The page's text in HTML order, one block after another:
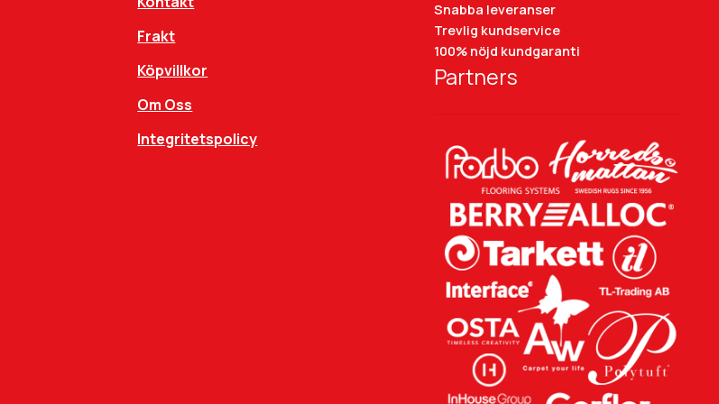
Frakt
Köpvillkor
Om Oss
Integritetspolicy
Snabba leveranser
Trevlig kundservice
100% nöjd kundgaranti
Partners